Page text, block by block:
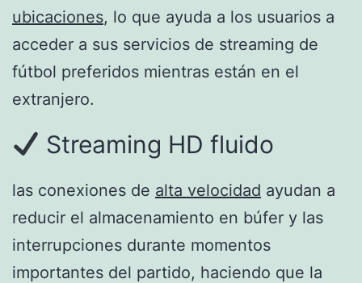
ubicaciones, lo que ayuda a los usuarios a
acceder a sus servicios de streaming de
fútbol preferidos mientras están en el
extranjero.
Streaming HD fluido
las conexiones de alta velocidad ayudan a
reducir el almacenamiento en búfer y las
interrupciones durante momentos
importantes del partido, haciendo que la